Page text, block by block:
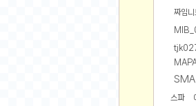
짜임니
스파